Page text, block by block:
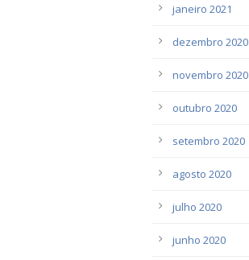
janeiro 2021
dezembro 2020
novembro 2020
outubro 2020
setembro 2020
agosto 2020
julho 2020
junho 2020